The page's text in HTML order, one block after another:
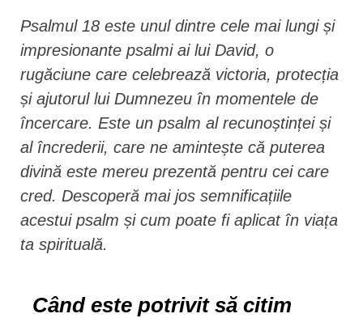
Psalmul 18 este unul dintre cele mai lungi și
impresionante psalmi ai lui David, o
rugăciune care celebrează victoria, protecția
și ajutorul lui Dumnezeu în momentele de
încercare. Este un psalm al recunoștinței și
al încrederii, care ne amintește că puterea
divină este mereu prezentă pentru cei care
cred. Descoperă mai jos semnificațiile
acestui psalm și cum poate fi aplicat în viața
ta spirituală.
Când este potrivit să citim